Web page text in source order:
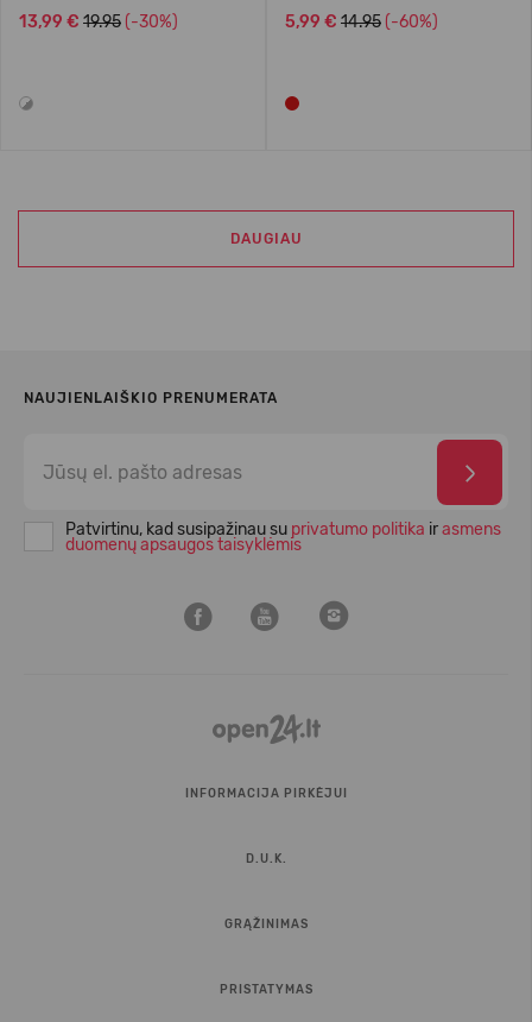
13,99 € 19.95 (-30%) 5,99 € 14.95 (-60%)
DAUGIAU
NAUJIENLAIŠKIO PRENUMERATA
Patvirtinu, kad susipažinau su privatumo politika irasmens
duomenų apsaugos taisyklėmis
INFORMACIJA PIRKĖJUI
D.U.K.
GRĄŽINIMAS
PRISTATYMAS